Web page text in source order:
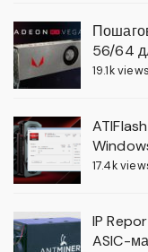
56/64
19.1k views
17.4k
IP
ASIC-